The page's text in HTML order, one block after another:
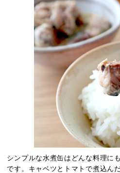
シンプルな水煮缶はどんな料理に
です。キャベツとトマトで煮込ん